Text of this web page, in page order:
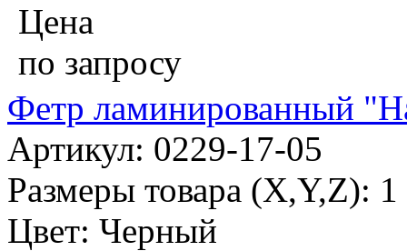
Цена
по запросу
Фетр ламинированный
Артикул: 0229-17-05
Размеры товара (X,Y,Z):
Цвет: Черный